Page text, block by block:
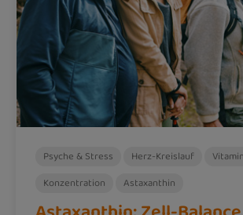
Psyche & Stress Herz-Kreislauf
Konzentration
Astaxanthin